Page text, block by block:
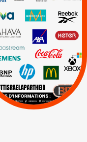
AXA BNP | CAF |
Carrefour | HP |
Keter |
Livres et brochures |
Mehadrin | PUMA
Sodastream |
Visuels, tracts,
affiches,...